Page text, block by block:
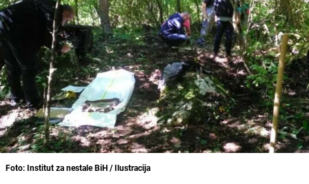
Foto: Institut za nestale BiH / Ilustracija